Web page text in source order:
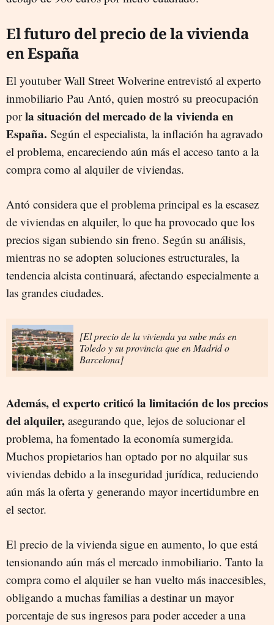
El futuro del precio de la vivienda
en España
El youtuber Wall Street Wolverine entrevistó al experto
inmobiliario Pau Antó, quien mostró su preocupación
porla situación del mercado de la vivienda en
España. Según el especialista, la inflación ha agravado
el problema, encareciendo aún más el acceso tanto a la
compra como al alquiler de viviendas.
Antó considera que el problema principal es la escasez
de viviendas en alquiler, lo que ha provocado que los
precios sigan subiendo sin freno. Según su análisis,
mientras no se adopten soluciones estructurales, la
tendencia alcista continuará, afectando especialmente a
las grandes ciudades.
[El precio de la vivienda ya sube más en
Toledo y su provincia que en Madrid o
Barcelona]
Además, el experto criticó la limitación de los precios
del alquiler, asegurando que, lejos de solucionar el
problema, ha fomentado la economía sumergida.
Muchos propietarios han optado por no alquilar sus
viviendas debido a la inseguridad jurídica, reduciendo
aún más la oferta y generando mayor incertidumbre en
el sector.
El precio de la vivienda sigue en aumento, lo que está
tensionando aún más el mercado inmobiliario. Tanto la
compra como el alquiler se han vuelto más inaccesibles,
obligando a muchas familias a destinar un mayor
porcentaje de sus ingresos para poder acceder a una